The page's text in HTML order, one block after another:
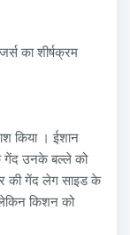
का शीर्षक्रम
किया । ईशान
गेंद उनके बल्ले को
की गेंद लेग साइड के
किशन को